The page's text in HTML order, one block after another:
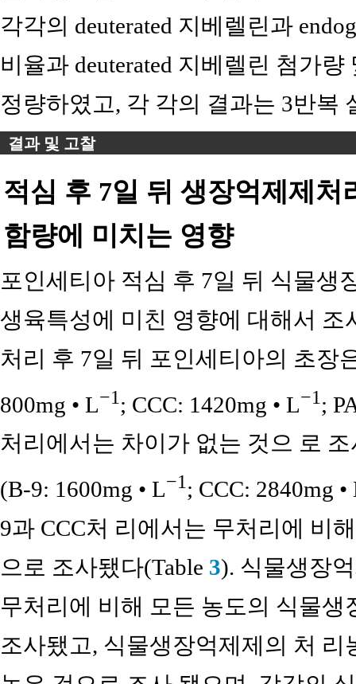
각각의 deuterated 지베렐린과
비율과 deuterated 지베렐린 첨가
정량하였고, 각 각의 결과는 3반복
결과 및 고찰
적심 후 7일 뒤 생장억제제
함량에 미치는 영향
포인세티아 적심 후 7일 뒤 식물생
생육특성에 미친 영향에 대해서
처리 후 7일 뒤 포인세티아의 초장
800mg • L−1 ; CCC: 1420mg • L−1 ;
처리에서는 차이가 없는 것으 로
(B-9: 1600mg • L−1; CCC: 2840mg •
9과 CCC처 리에서는 무처리에 비
으로 조사됐다(Table 3). 식물생장
무처리에 비해 모든 농도의 식물
조사됐고, 식물생장억제제의 처